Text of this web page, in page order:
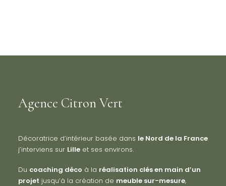
Agence Citron Vert
Décoratrice d’intérieur basée dans le Nord de la France
j’interviens sur Lille et ses environs.
Du coaching déco à la réalisation clés en main d’un
projet jusqu’à la création de meuble sur-mesure,